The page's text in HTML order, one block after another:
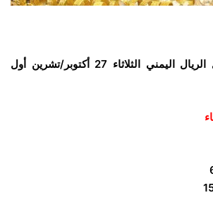
أسعار الصرف مقابل الريال اليمني الثلاثاء 27 أكتوبر/تشرين أول